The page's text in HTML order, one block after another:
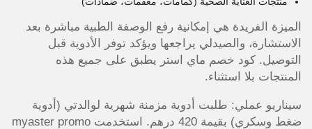
الميزة الفريدة هي إمكانية رفع الوصفة الطبية مباشرة بعد
الاستشارة، والصيدلي يراجعها ويؤكد توفر الأدوية قبل
التوصيل. كود خصم ماي استر يطبق على جميع هذه
المنتجات بلا استثناء.
سيناريو عملي: طلبت أدوية مزمنة شهرية لوالدتي (أدوية
ضغط وسكري) بقيمة 420 درهم. استخدمت myaster promo